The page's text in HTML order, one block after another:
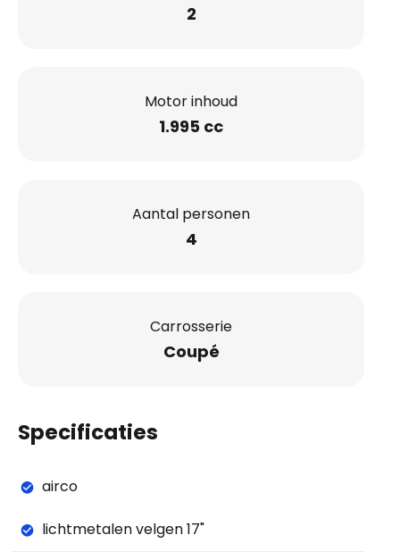
2
Motor inhoud
1.995 cc
Aantal personen
4
Carrosserie
Coupé
Specificaties
airco
lichtmetalen velgen 17"